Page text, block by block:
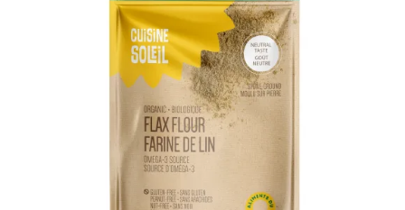
ADD TO CART DETAILS